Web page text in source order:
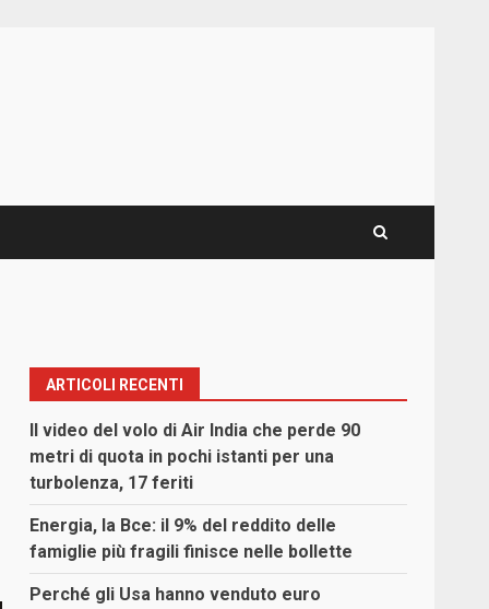
ARTICOLI RECENTI
Il video del volo di Air India che perde 90
metri di quota in pochi istanti per una
turbolenza, 17 feriti
Energia, la Bce: il 9% del reddito delle
famiglie più fragili finisce nelle bollette
Perché gli Usa hanno venduto euro